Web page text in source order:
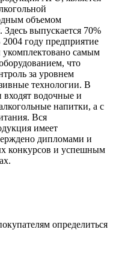
объемом
Здесь выпускается 70%
году предприятие
самым
что
за уровнем
технологии. В
водочные и
напитки, а с
Вся
имеет
дипломами и
конкурсов и успешным
определиться